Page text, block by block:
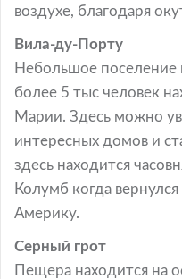
воздухе, благодаря
Вила-ду-Порту
Небольшое поселение
более 5 тыс человек
Марии. Здесь можно
интересных домов и
здесь находится
Колумб когда
Америку.
Серный грот
Пещера находится на